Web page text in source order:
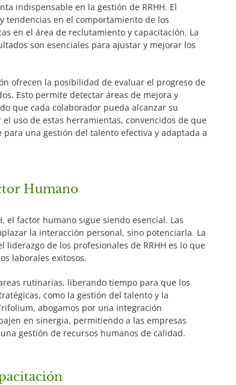
indispensable en la gestión de RRHH. El
en el comportamiento de los
en el área de reclutamiento y capacitación. La
son esenciales para ajustar y mejorar los
ofrecen la posibilidad de evaluar el progreso de
Esto permite detectar áreas de mejora y
que cada colaborador pueda alcanzar su
uso de estas herramientas, convencidos de que
una gestión del talento efectiva y adaptada a
Humano
el factor humano sigue siendo esencial. Las
la interacción personal, sino potenciarla. La
de los profesionales de RRHH es lo que
laborales exitosos.
rutinarias, liberando tiempo para que los
como la gestión del talento y la
abogamos por una integración
en sinergia, permitiendo a las empresas
gestión de recursos humanos de calidad.